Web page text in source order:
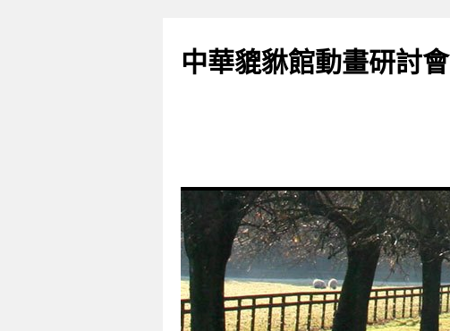
主
中華貔貅館動畫研討會